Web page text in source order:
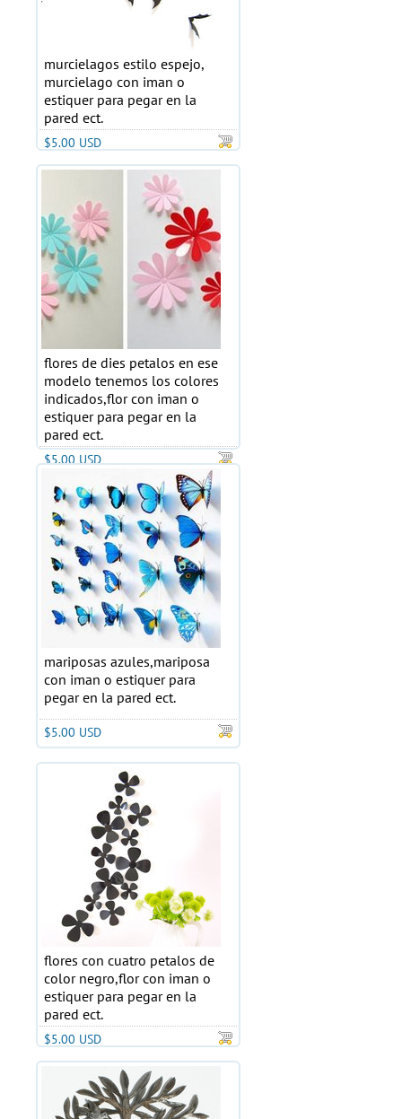
murcielagos estilo espejo,
murcielago con iman o
estiquer para pegar en la
pared ect.
$5.00 USD
flores de dies petalos en ese
modelo tenemos los colores
indicados,flor con iman o
estiquer para pegar en la
pared ect.
$5.00 USD
mariposas azules,mariposa
con iman o estiquer para
pegar en la pared ect.
$5.00 USD
flores con cuatro petalos de
color negro,flor con iman o
estiquer para pegar en la
pared ect.
$5.00 USD